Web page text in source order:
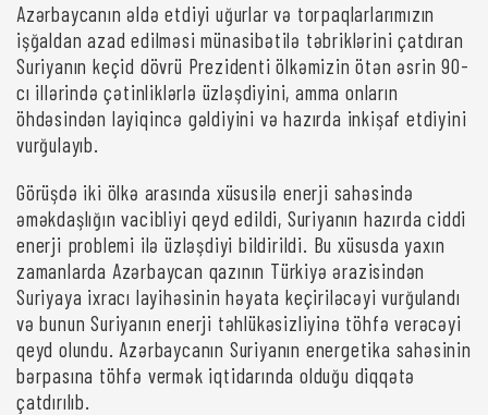
Azərbaycanın əldə etdiyi uğurlar və torpaqlarlarımızın
işğaldan azad edilməsi münasibətilə təbriklərini çatdıran
Suriyanın keçid dövrü Prezidenti ölkəmizin ötən əsrin 90-
cı illərində çətinliklərlə üzləşdiyini, amma onların
öhdəsindən layiqincə gəldiyini və hazırda inkişaf etdiyini
vurğulayıb.
Görüşdə iki ölkə arasında xüsusilə enerji sahəsində
əməkdaşlığın vacibliyi qeyd edildi, Suriyanın hazırda ciddi
enerji problemi ilə üzləşdiyi bildirildi. Bu xüsusda yaxın
zamanlarda Azərbaycan qazının Türkiyə ərazisindən
Suriyaya ixracı layihəsinin həyata keçiriləcəyi vurğulandı
və bunun Suriyanın enerji təhlükəsizliyinə töhfə verəcəyi
qeyd olundu. Azərbaycanın Suriyanın energetika sahəsinin
bərpasına töhfə vermək iqtidarında olduğu diqqətə
çatdırılıb.